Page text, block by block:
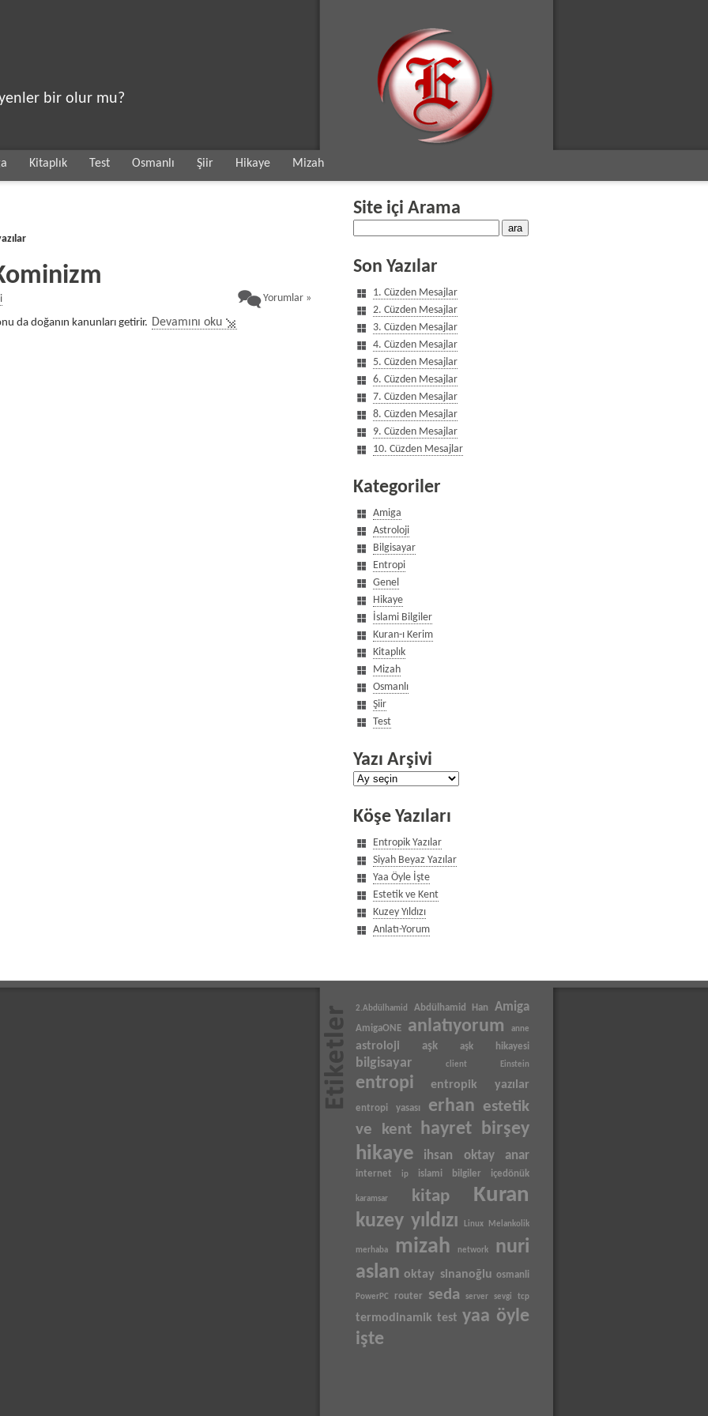
bir olur mu?
Kitaplık Test Osmanlı Şiir Hikaye Mizah
Yorumlar »
da doğanın kanunları getirir. Devamını oku
Site içi Arama
Son Yazılar
1. Cüzden Mesajlar
2. Cüzden Mesajlar
3. Cüzden Mesajlar
4. Cüzden Mesajlar
5. Cüzden Mesajlar
6. Cüzden Mesajlar
7. Cüzden Mesajlar
8. Cüzden Mesajlar
9. Cüzden Mesajlar
10. Cüzden Mesajlar
Kategoriler
Amiga
Astroloji
Bilgisayar
Entropi
Genel
Hikaye
İslami Bilgiler
Kuran-ı Kerim
Kitaplık
Mizah
Osmanlı
Şiir
Test
Yazı Arşivi
Yazı
Köşe Yazıları
Entropik Yazılar
Siyah Beyaz Yazılar
Yaa Öyle İşte
Estetik ve Kent
Kuzey Yıldızı
Anlatı-Yorum
2.Abdülhamid Abdülhamid Han Amiga
AmigaONE anlatıyorum anne
astroloji aşk aşk hikayesi
bilgisayar client Einstein
entropi entropik yazılar
entropi yasası erhan estetik
ve kent hayret birşey
hikaye ihsan oktay anar
internet ip islami bilgiler içedönük
karamsar kitap Kuran
kuzey yıldızı Linux Melankolik
merhaba mizah network
nuri
aslan oktay sinanoğlu osmanli
PowerPC router seda server sevgi tcp
termodinamik test yaa öyle
işte